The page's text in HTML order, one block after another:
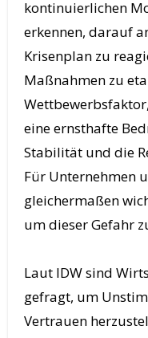
kontinuierlichen
erkennen, darauf
Krisenplan zu
Maßnahmen zu
eine ernsthafte
Stabilität und die
Für Unternehmen
gleichermaßen
um dieser Gefahr
Laut IDW sind
gefragt, um
Vertrauen